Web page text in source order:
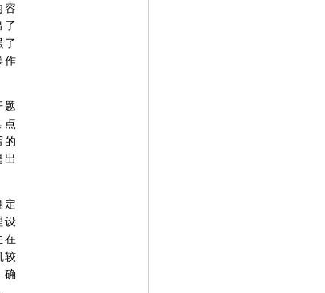
容
了
了
作
题
的
出
定
设
在
较
确